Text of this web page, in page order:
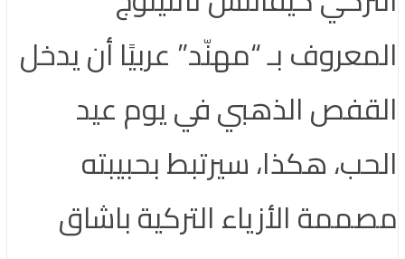
المعروف بـ “مهنّد” عربيًا أن يدخل
القفص الذهبي في يوم عيد
الحب، هكذا، سيرتبط بحبيبته
مصممة الأزياء التركية باشاق